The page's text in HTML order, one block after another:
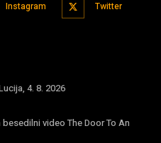
Instagram Twitter
4. 8. 2026
video The Door To An